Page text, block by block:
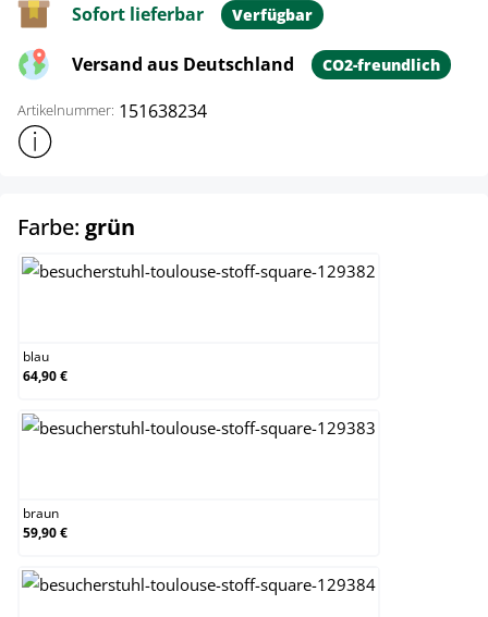
Sofort lieferbar Verfügbar
Versand aus Deutschland CO2-freundlich
Artikelnummer: 151638234
Weitere Produktinformationen anzeigen
Farbe: grün
blau
64,90 €
braun
59,90 €